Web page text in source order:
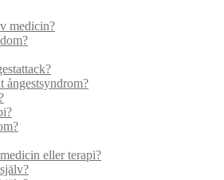
medicin?
ångestsyndrom?
eller terapi?